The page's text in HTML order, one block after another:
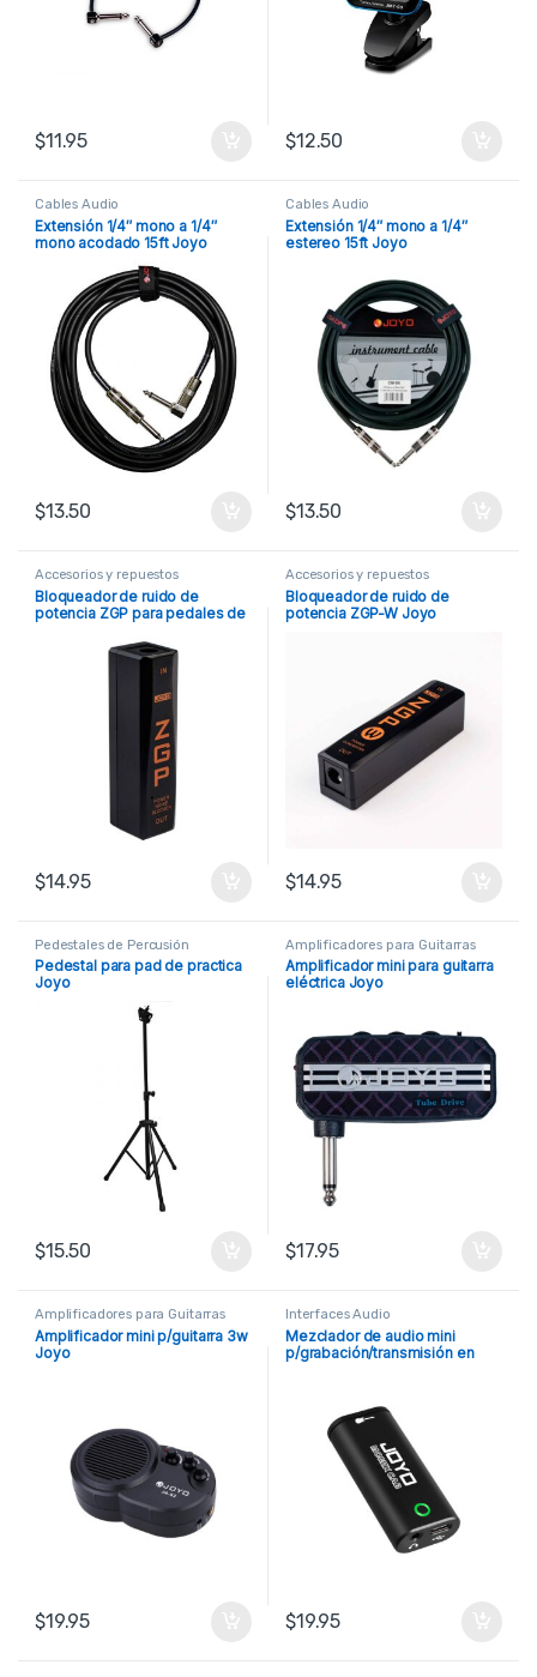
$11.95 $12.50
Cables Audio
Extensión 1/4″ mono a 1/4″
mono acodado 15ft Joyo
$13.50
Cables Audio
Extensión 1/4″ mono a 1/4″
estereo 15ft Joyo
$13.50
Accesorios y repuestos
Bloqueador de ruido de
potencia ZGP para pedales de
$14.95
Accesorios y repuestos
Bloqueador de ruido de
potencia ZGP-W Joyo
$14.95
Pedestales de Percusión
Pedestal para pad de practica
Joyo
$15.50
Amplificadores para Guitarras
Amplificador mini para guitarra
eléctrica Joyo
$17.95
Amplificadores para Guitarras
Amplificador mini p/guitarra 3w
Joyo
$19.95
Interfaces Audio
Mezclador de audio mini
p/grabación/transmisión en
$19.95